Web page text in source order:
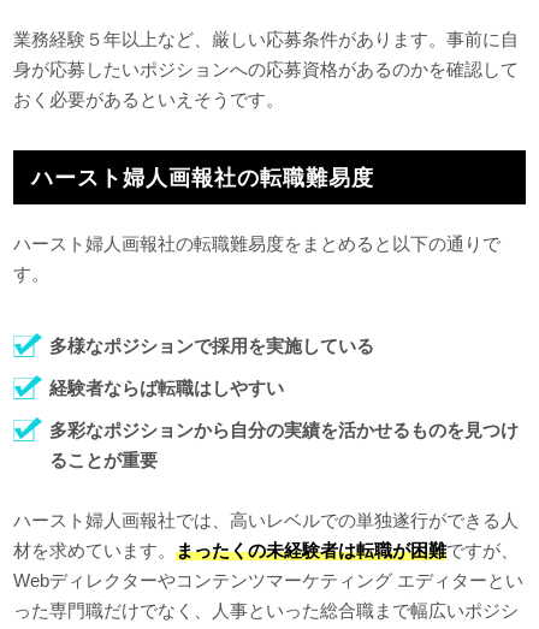
業務経験５年以上など、厳しい応募条件があります。事前に自
身が応募したいポジションへの応募資格があるのかを確認して
おく必要があるといえそうです。
ハースト婦人画報社の転職難易度
ハースト婦人画報社の転職難易度をまとめると以下の通りで
す。
多様なポジションで採用を実施している
経験者ならば転職はしやすい
多彩なポジションから自分の実績を活かせるものを見つけ
ることが重要
ハースト婦人画報社では、高いレベルでの単独遂行ができる人
材を求めています。まったくの未経験者は転職が困難ですが、
Webディレクターやコンテンツマーケティング エディターとい
った専門職だけでなく、人事といった総合職まで幅広いポジシ